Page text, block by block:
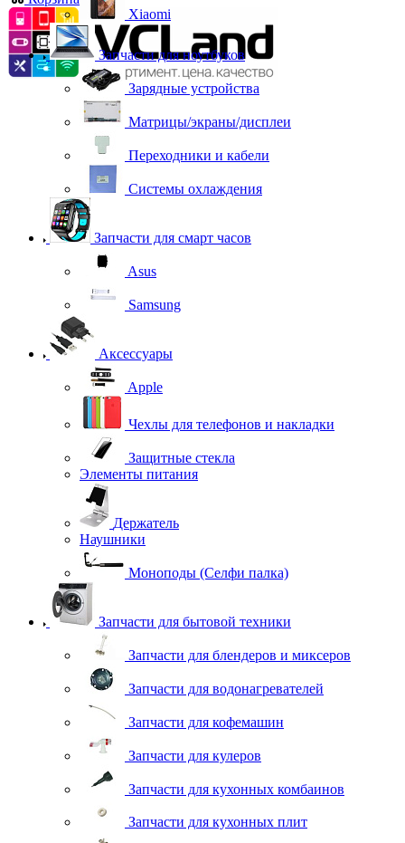
Xiaomi
Запчасти для ноутбуков
Зарядные устройства
Матрицы/экраны/дисплеи
Переходники и кабели
Системы охлаждения
Запчасти для смарт часов
Asus
Samsung
Аксессуары
Apple
Чехлы для телефонов и накладки
Защитные стекла
Элементы питания
Держатель
Наушники
Моноподы (Селфи палка)
Запчасти для бытовой техники
Запчасти для блендеров и миксеров
Запчасти для водонагревателей
Запчасти для кофемашин
Запчасти для кулеров
Запчасти для кухонных комбаинов
Запчасти для кухонных плит